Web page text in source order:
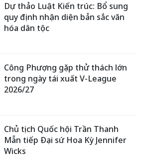
Dự thảo Luật Kiến trúc: Bổ sung
quy định nhận diện bản sắc văn
hóa dân tộc
Công Phượng gặp thử thách lớn
trong ngày tái xuất V-League
2026/27
Chủ tịch Quốc hội Trần Thanh
Mẫn tiếp Đại sứ Hoa Kỳ Jennifer
Wicks